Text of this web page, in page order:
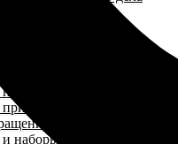
педиатра
гепатолога
косметолога
желудочно-кишечном
нарушении мозгового
наборы по приказу №1165